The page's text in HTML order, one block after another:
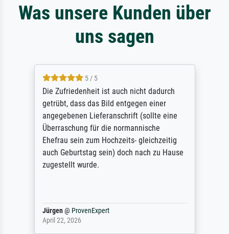
Was unsere Kunden über
uns sagen
5 / 5
Die Zufriedenheit ist auch nicht dadurch
getrübt, dass das Bild entgegen einer
angegebenen Lieferanschrift (sollte eine
Überraschung für die normannische
Ehefrau sein zum Hochzeits- gleichzeitig
auch Geburtstag sein) doch nach zu Hause
zugestellt wurde.
Jürgen@ ProvenExpert
April 22, 2026